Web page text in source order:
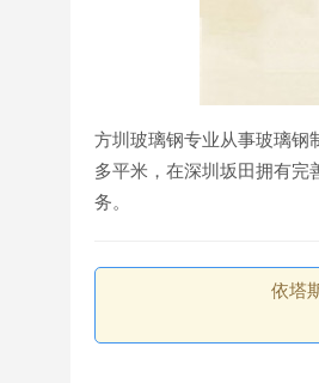
方圳玻璃钢专业从事玻璃钢
多平米，在深圳坂田拥有
务。
依塔